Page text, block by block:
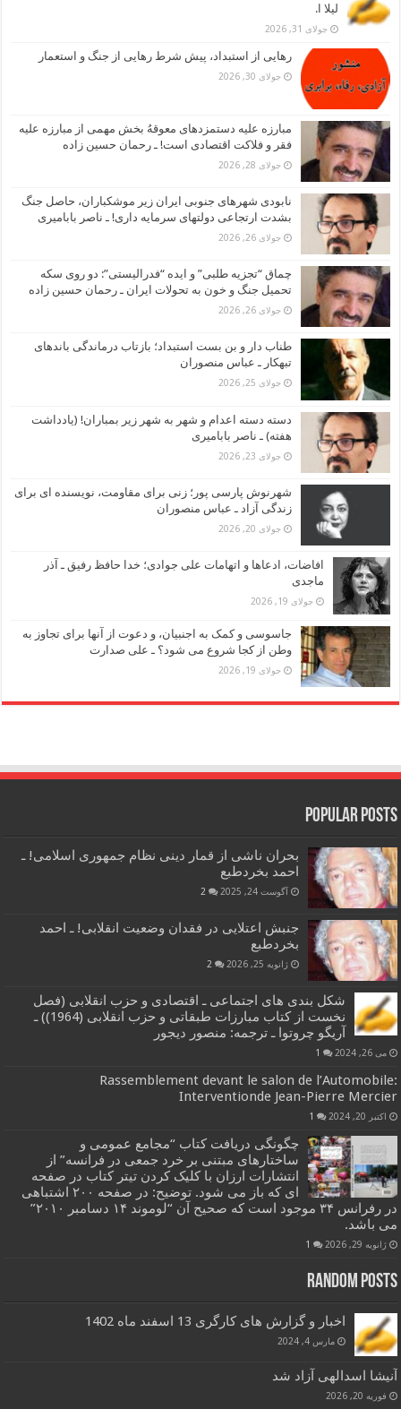
لیلا ا.
جولای 31, 2026
رهایی از استبداد، پیش شرط رهایی از جنگ و استعمار
جولای 30, 2026
مبارزه علیه دستمزدهای معوقهُ بخش مهمی از مبارزه علیه
فقر و فلاکت اقتصادی است! ـ رحمان حسین زاده
جولای 28, 2026
نابودی شهرهای جنوبی ایران زیر موشکباران، حاصل جنگ
بشدت ارتجاعی دولتهای سرمایه داری! ـ ناصر بابامیری
جولای 26, 2026
چماق “تجزیه طلبی” و ایده “فدرالیستی”: دو روی سکه
تحمیل جنگ و خون به تحولات ایران ـ رحمان حسین زاده
جولای 26, 2026
طناب دار و بن بست استبداد؛ بازتاب درماندگی باندهای
تبهکار ـ عباس منصوران
جولای 25, 2026
دسته دسته اعدام و شهر به شهر زیر بمباران! (یادداشت
هفته) ـ ناصر بابامیری
جولای 23, 2026
شهرنوش پارسی پور؛ زنی برای مقاومت، نویسنده ای برای
زندگی آزاد ـ عباس منصوران
جولای 20, 2026
افاضات، ادعاها و اتهامات علی جوادی؛ خدا حافظ رفیق ـ آذر
ماجدی
جولای 19, 2026
جاسوسی و کمک به اجنبیان، و دعوت از آنها برای تجاوز به
وطن از کجا شروع می شود؟ ـ علی صدارت
جولای 19, 2026
Popular Posts
بحران ناشی از قمار دینی نظام جمهوری اسلامی! ـ
احمد بخردطبع
آگوست 24, 2025 2
جنبش اعتلایی در فقدان وضعیت انقلابی! ـ احمد
بخردطبع
ژانویه 25, 2026 2
شکل بندی های اجتماعی ـ اقتصادی و حزب انقلابی (فصل
نخست از کتاب مبارزات طبقاتی و حزب انقلابی (1964)) ـ
آریگو چروتوا ـ ترجمه: منصور دیجور
می 26, 2024 1
Rassemblement devant le salon de l’Automobile:
Interventionde Jean-Pierre Mercier
اکتبر 20, 2024 1
چگونگی دریافت کتاب “مجامع عمومی و
ساختارهای مبتنی بر خرد جمعی در فرانسه” از
انتشارات ارزان با کلیک کردن تیتر کتاب در صفحه
ای که باز می شود. توضیح: در صفحه ۲۰۰ اشتباهی
در رفرانس ۳۴ موجود است که صحیح آن “لوموند ۱۴ دسامبر ۲۰۱۰”
می باشد.
ژانویه 29, 2026 1
Random Posts
اخبار و گزارش های کارگری 13 اسفند ماه 1402
مارس 4, 2024
آنیشا اسدالهی آزاد شد
فوریه 20, 2026